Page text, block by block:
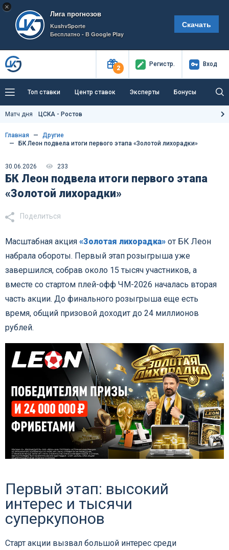
×
Лига прогнозов
KushvSporte
Бесплатно - В Google Play
Скачать
2
Регистр. Вход
Топ ставки Центр ставок Эксперты Бонусы
Тренды Букмекеры
Как тут заработать?
Матч дня ЦСКА - Ростов
Главная
Другие
БК Леон подвела итоги первого этапа «Золотой лихорадки»
30.06.2026 233
БК Леон подвела итоги первого этапа
«Золотой лихорадки»
Поделиться
Масштабная акция «Золотая лихорадка» от БК Леон
набрала обороты. Первый этап розыгрыша уже
завершился, собрав около 15 тысяч участников, а
вместе со стартом плей-офф ЧМ-2026 началась вторая
часть акции. До финального розыгрыша еще есть
время, общий призовой доходит до 24 миллионов
рублей.
Первый этап: высокий
интерес и тысячи
суперкупонов
Старт акции вызвал большой интерес среди